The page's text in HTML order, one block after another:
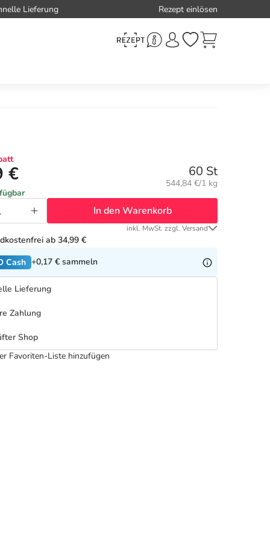
Lieferung Rezept einlösen
€ 60 St
Grundpreis:
544,84 €/1 kg
In den Warenkorb
inkl. MwSt. zzgl. Versand
ab 34,99 €
Cash +0,17 € sammeln
Lieferung
Zahlung
Shop
Favoriten-Liste hinzufügen